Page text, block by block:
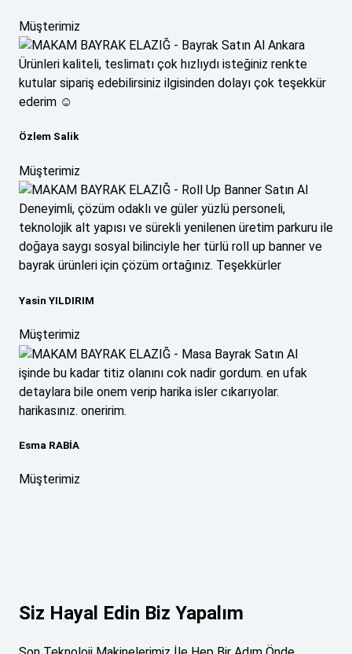
Müşterimiz
Ürünleri kaliteli, teslimatı çok hızlıydı isteğiniz renkte
kutular sipariş edebilirsiniz ilgisinden dolayı çok teşekkür
ederim ☺️
Özlem Salik
Müşterimiz
Deneyimli, çözüm odaklı ve güler yüzlü personeli,
teknolojik alt yapısı ve sürekli yenilenen üretim parkuru ile
doğaya saygı sosyal bilinciyle her türlü roll up banner ve
bayrak ürünleri için çözüm ortağınız. Teşekkürler
Yasin YILDIRIM
Müşterimiz
işinde bu kadar titiz olanını cok nadir gordum. en ufak
detaylara bile onem verip harika isler cıkarıyolar.
harikasınız. oneririm.
Esma RABİA
Müşterimiz
Siz Hayal Edin Biz Yapalım